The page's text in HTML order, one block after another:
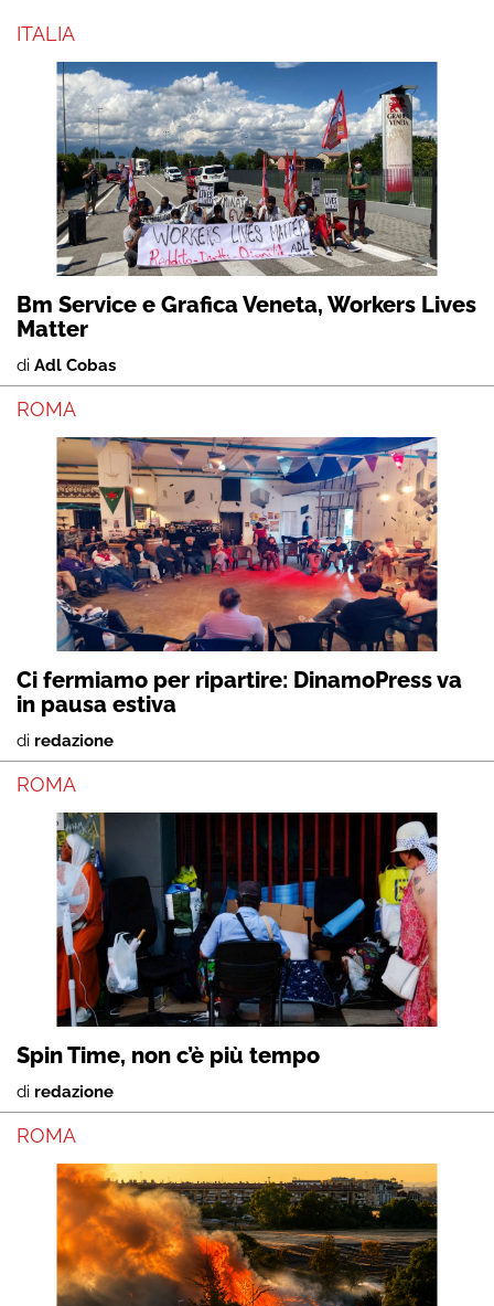
ITALIA
Bm Service e Grafica Veneta, Workers Lives
Matter
di Adl Cobas
ROMA
Ci fermiamo per ripartire: DinamoPress va
in pausa estiva
di redazione
ROMA
Spin Time, non c’è più tempo
di redazione
ROMA